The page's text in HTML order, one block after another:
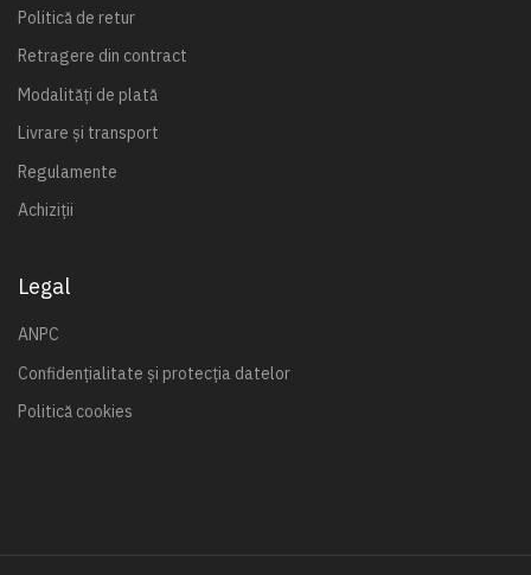
Politică de retur
Retragere din contract
Modalități de plată
Livrare și transport
Regulamente
Achiziții
Legal
ANPC
Confidențialitate și protecția datelor
Politică cookies